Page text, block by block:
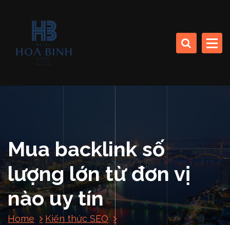
CÔNG TY CP SINH THÁI BIỂN (KHÁCH SẠN HÒA BÌNH)
Mua backlink số
lượng lớn từ đơn vị
nào uy tín
Home
Kiến thức SEO